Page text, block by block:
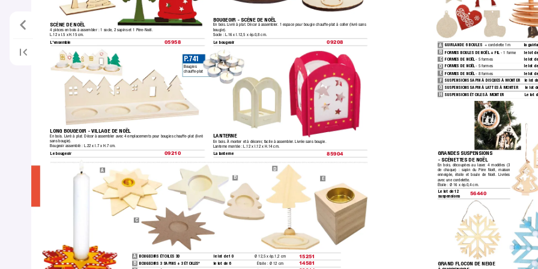
C
D
A
B
Bougies
chauffe-plat
P.741
LONG BOUGEOIR - VILLAGE DE NOËL
En bois. Livré à plat. Décor à assembler avec 4 emplacements pour bougies chauffe-plat (livré
sans bougie).
Bougeoir assemblé : L.22 x l.7 x H.7 cm.
Le bougeoir
09210
SCÈNE DE NOËL
4 pièces en bois à assembler : 1 socle, 2 sapins et 1 Père-Noël.
L.12 x l.5 x H.15 cm.
L'ensemble
05958
BOUGEOIR - SCÈNE DE NOËL
En bois. Livré à plat. Décor à assembler. 1 espace pour bougie chauffe-plat à coller (livré sans
bougie).
Socle : L.16 x l.12,5 x ép.0,8 cm.
Le bougeoir
09208
LANTERNE
En bois. À monter et à décorer, facile à assembler. Livrée sans bougie.
Lanterne montée : L.12 x l.12 x H.14 cm.
La lanterne
85904
A BOUGEOIRS ÉTOILES 3D le lot de 10 Ø 12,5 x ép.1,2 cm 15251
B BOUGEOIRS 3 SAPINS + 3 ÉTOILES* le lot de 6 Étoile : Ø 12 cm 14581
E
A GUIRLANDE 6 BOULES + cordelette 1m la
B FORMES BOULES DE NOËL + FIL - 1 forme le lot
C FORMES DE NOËL - 5 formes le lot
D FORMES DE NOËL - 5 formes le lot
E FORMES DE NOËL - 8 formes le lot
F SUSPENSIONS SAPIN À DISQUES À MONTER le lot
G SUSPENSIONS SAPIN À LATTES À MONTER le lot
H SUSPENSIONS ÉTOILES À MONTER Le lot
GRAND FLOCON DE NEIGE
Le lot de 12
suspensions
56440
GRANDES SUSPENSIONS
- SCÉNETTES DE NOËL
En bois, découpées au laser. 4 modèles (3
de chaque) : sapin du Père Noël, maison
enneigée, étoile et boule de Noël. Livrées
avec une cordelette.
Étoile : Ø 16 x ép.0,4 cm.